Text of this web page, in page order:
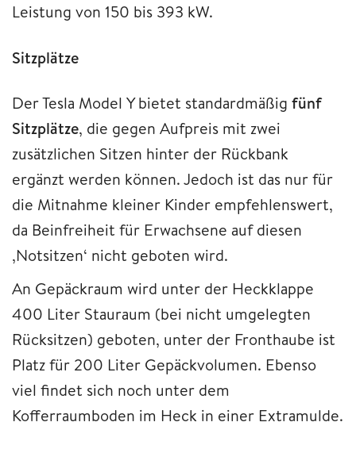
Leistung von 150 bis 393 kW.
Sitzplätze
Der Tesla Model Y bietet standardmäßig fünf
Sitzplätze, die gegen Aufpreis mit zwei
zusätzlichen Sitzen hinter der Rückbank
ergänzt werden können. Jedoch ist das nur für
die Mitnahme kleiner Kinder empfehlenswert,
da Beinfreiheit für Erwachsene auf diesen
‚Notsitzen‘ nicht geboten wird.
An Gepäckraum wird unter der Heckklappe
400 Liter Stauraum (bei nicht umgelegten
Rücksitzen) geboten, unter der Fronthaube ist
Platz für 200 Liter Gepäckvolumen. Ebenso
viel findet sich noch unter dem
Kofferraumboden im Heck in einer Extramulde.